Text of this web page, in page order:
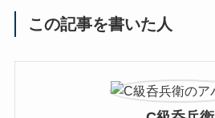
この記事を書いた人